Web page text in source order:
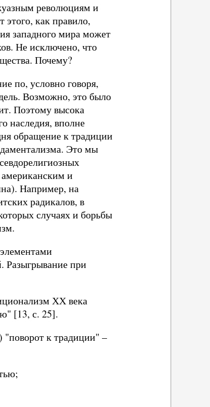
революциям и
этого, как правило,
западного мира может
Не исключено, что
Почему?
по, условно говоря,
Возможно, это было
Поэтому высока
наследия, вполне
обращение к традиции
Это мы
и
Например, на
радикалов, в
случаях и борьбы
Разыгрывание при
ХХ века
[13, с. 25].
"поворот к традиции" –